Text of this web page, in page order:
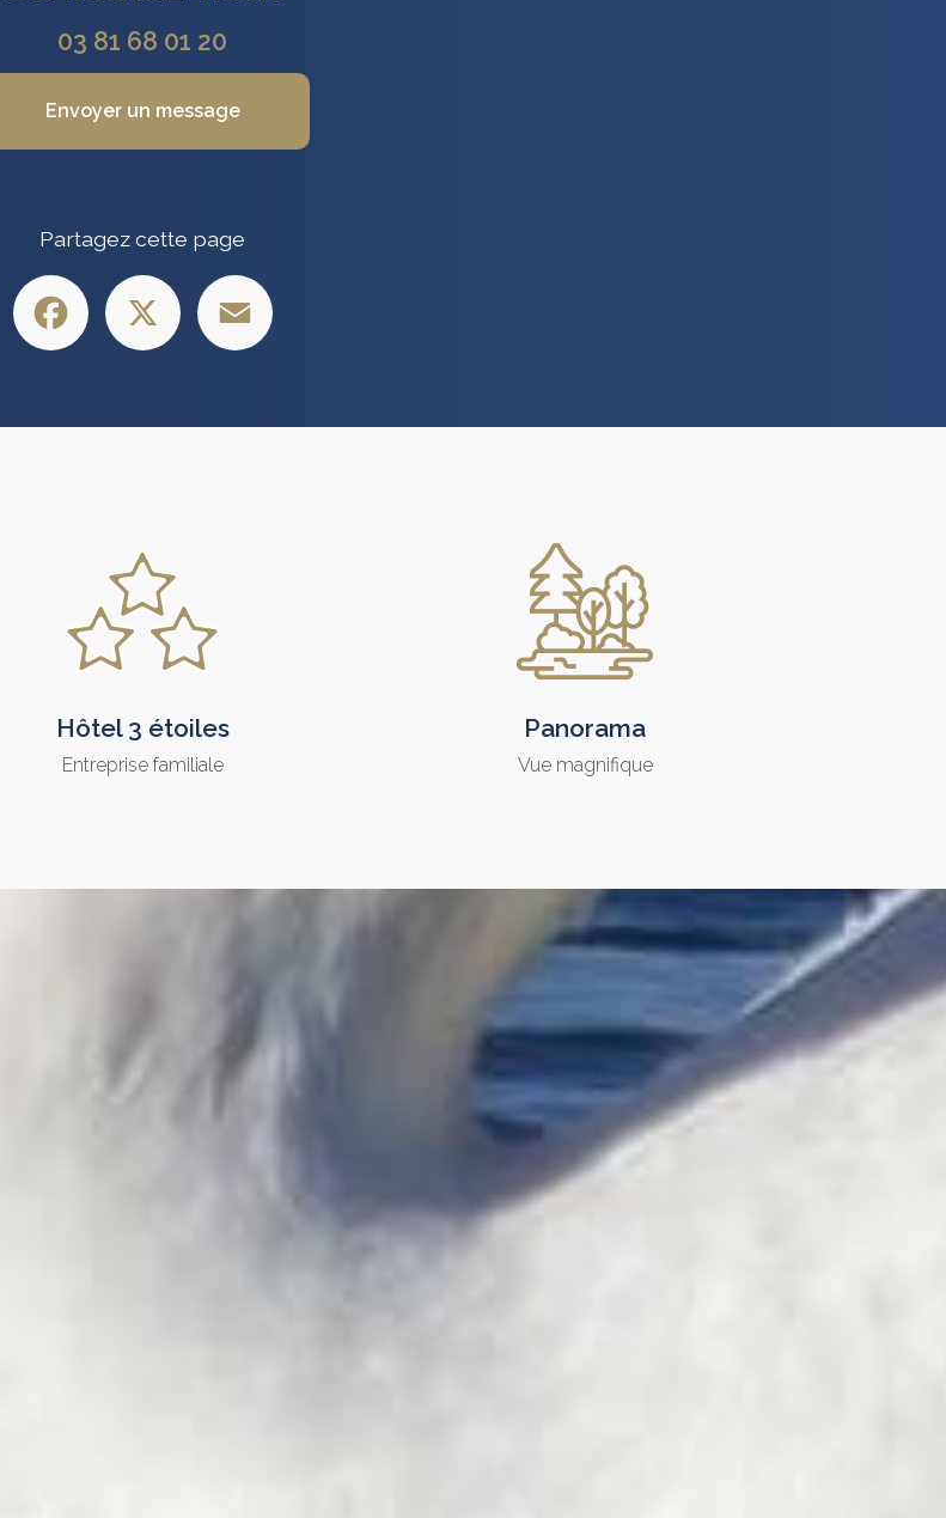
03 81 68 01 20
Envoyer un message
Partagez cette page
Facebook
Hôtel 3 étoiles
Entreprise familiale
Panorama
Vue magnifique